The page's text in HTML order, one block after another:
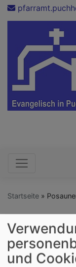
Direkt
Startseite
und